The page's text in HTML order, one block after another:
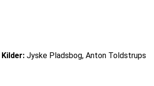
Kilder: Jyske Pladsbog, Anton Toldstrups